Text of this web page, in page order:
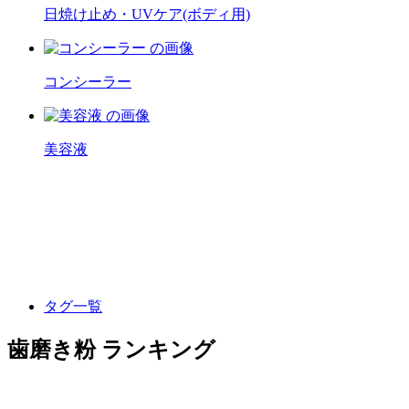
日焼け止め・UVケア(ボディ用)
コンシーラー
美容液
タグ一覧
歯磨き粉 ランキング